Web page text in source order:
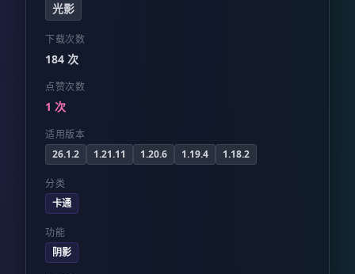
光影
下载次数
184 次
点赞次数
1 次
适用版本
26.1.2
1.21.11 1.20.6 1.19.4 1.18.2
分类
卡通
功能
阴影